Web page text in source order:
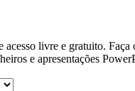
acesso livre e gratuito.
e apresentações